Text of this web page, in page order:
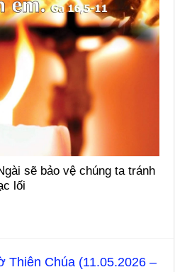
sẽ bảo vệ chúng ta tránh
lối
Thiên Chúa (11.05.2026 –